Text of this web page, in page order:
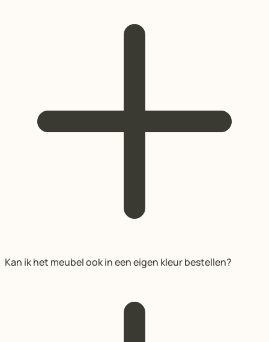
Kan ik het meubel ook in een eigen kleur bestellen?